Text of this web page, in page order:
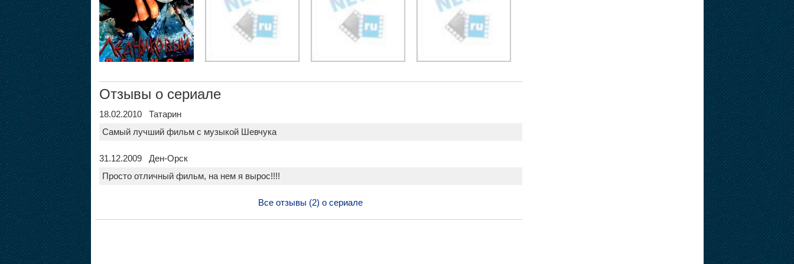
Отзывы о сериале
18.02.2010 Татарин
Самый лучший фильм с музыкой Шевчука
31.12.2009 Ден-Орск
Просто отличный фильм, на нем я вырос!!!!
Все отзывы (2) о сериале